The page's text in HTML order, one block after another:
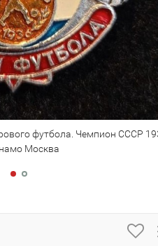
футбола. Чемпион СССР
Москва